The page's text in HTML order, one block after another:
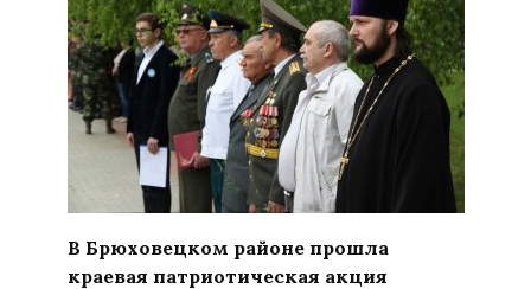
В Брюховецком районе прошла
краевая патриотическая акция